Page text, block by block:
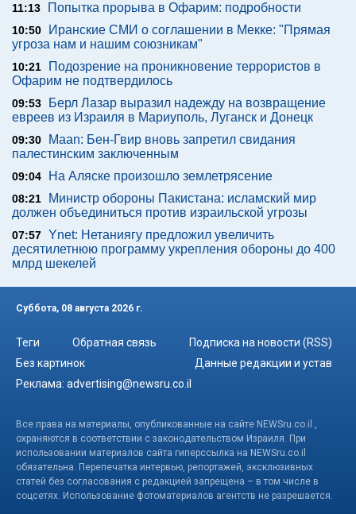
11:13 Попытка прорыва в Офарим: подробности
10:50
Иранские СМИ о соглашении в Мекке: "Прямая
угроза нам и нашим союзникам"
10:21
Подозрение на проникновение террористов в
Офарим не подтвердилось
09:53
Берл Лазар выразил надежду на возвращение
евреев из Израиля в Мариуполь, Луганск и Донецк
09:30
Maan: Бен-Гвир вновь запретил свидания
палестинским заключенным
09:04 На Аляске произошло землетрясение
08:21
Министр обороны Пакистана: исламский мир
должен объединиться против израильской угрозы
07:57 Ynet: Нетаниягу предложил увеличить
десятилетнюю программу укрепления обороны до 400
млрд шекелей
Суббота, 08 августа 2026 г.
Теги Обратная связь
Подписка на новости (RSS)
Без картинок
Данные редакции и устав
Реклама: advertising@newsru.co.il
Все права на материалы, опубликованные на сайте NEWSru.co.il ,
охраняются в соответствии с законодательством Израиля. При
использовании материалов сайта гиперссылка на NEWSru.co.il
обязательна. Перепечатка интервью, репортажей, эксклюзивных
статей без согласования с редакцией запрещена – в том числе в
соцсетях. Использование фотоматериалов агентств не разрешается.